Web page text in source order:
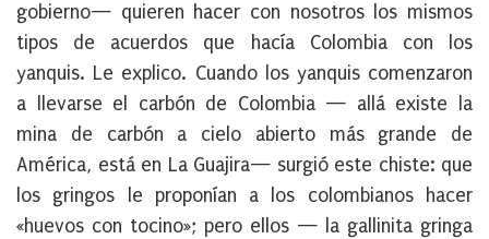
gobierno— quieren hacer con nosotros los mismos
tipos de acuerdos que hacía Colombia con los
yanquis. Le explico. Cuando los yanquis comenzaron
a llevarse el carbón de Colombia — allá existe la
mina de carbón a cielo abierto más grande de
América, está en La Guajira— surgió este chiste: que
los gringos le proponían a los colombianos hacer
«huevos con tocino»; pero ellos — la gallinita gringa